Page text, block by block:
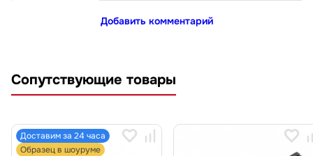
Добавить комментарий
Сопутствующие товары
Доставим за 24 часа
Образец в шоуруме